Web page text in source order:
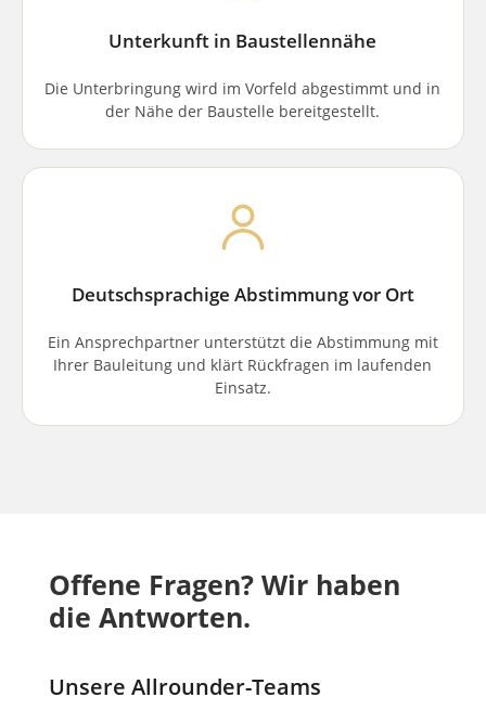
Unterkunft in Baustellennähe
Die Unterbringung wird im Vorfeld abgestimmt und in
der Nähe der Baustelle bereitgestellt.
Deutschsprachige Abstimmung vor Ort
Ein Ansprechpartner unterstützt die Abstimmung mit
Ihrer Bauleitung und klärt Rückfragen im laufenden
Einsatz.
Offene Fragen? Wir haben
die Antworten.
Unsere Allrounder-Teams